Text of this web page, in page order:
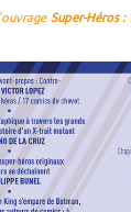
Super-Héros